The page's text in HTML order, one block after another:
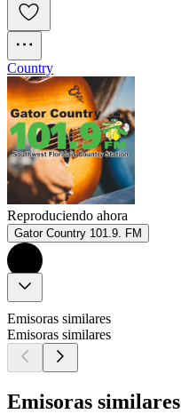
Country
Reproduciendo ahora
Gator Country 101.9. FM
Emisoras similares
Emisoras similares
Emisoras similares